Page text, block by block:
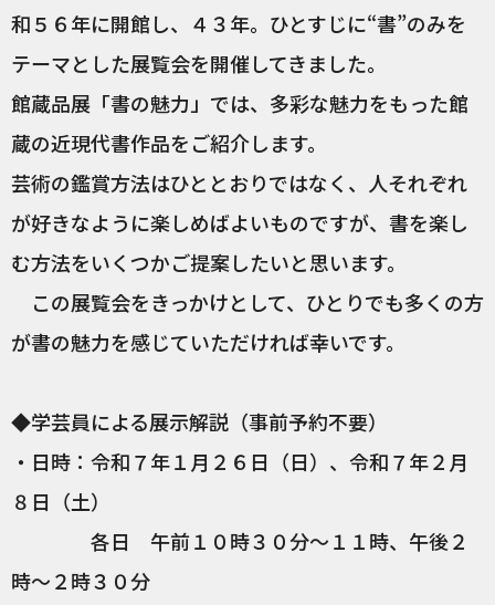
和５６年に開館し、４３年。ひとすじに“書”のみを
テーマとした展覧会を開催してきました。
館蔵品展「書の魅力」では、多彩な魅力をもった館
蔵の近現代書作品をご紹介します。
芸術の鑑賞方法はひととおりではなく、人それぞれ
が好きなように楽しめばよいものですが、書を楽し
む方法をいくつかご提案したいと思います。
この展覧会をきっかけとして、ひとりでも多くの方
が書の魅力を感じていただければ幸いです。
◆学芸員による展示解説（事前予約不要）
・日時：令和７年１月２６日（日）、令和７年２月
８日（土）
各日 午前１０時３０分～１１時、午後２
時～２時３０分